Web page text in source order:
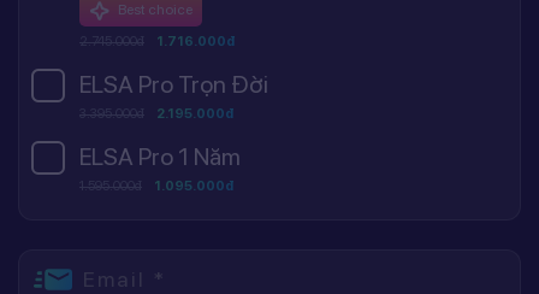
Best choice
2.745.000đ 1.716.000đ
ELSA Pro Trọn Đời
3.395.000đ 2.195.000đ
ELSA Pro 1 Năm
1.595.000đ 1.095.000đ
Email *